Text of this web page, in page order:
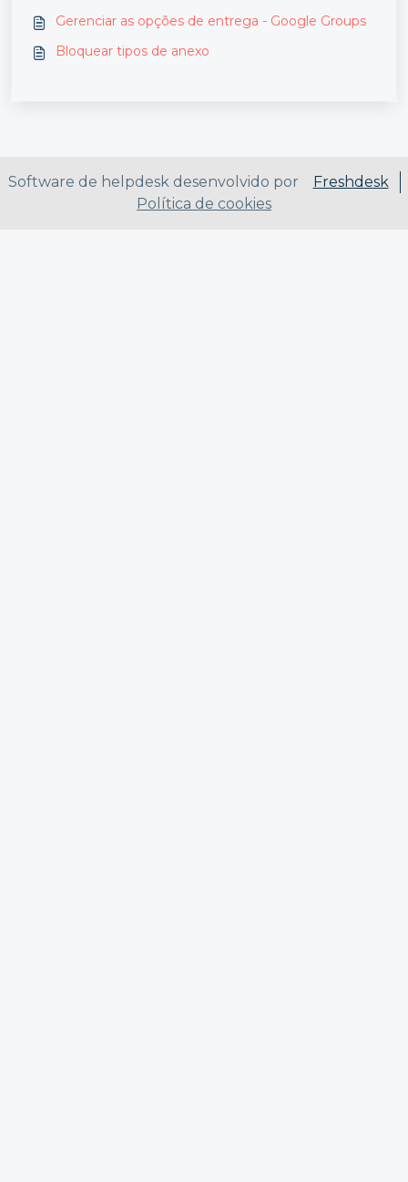
Gerenciar as opções de entrega - Google Groups
Bloquear tipos de anexo
Software de helpdesk desenvolvido por
Freshdesk
Política de cookies